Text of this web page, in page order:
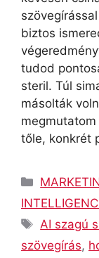
biztos
tudod
steril. Túl
másolták
tőle, konkrét
Kategória
Címkék
AI szagú
szövegírás,